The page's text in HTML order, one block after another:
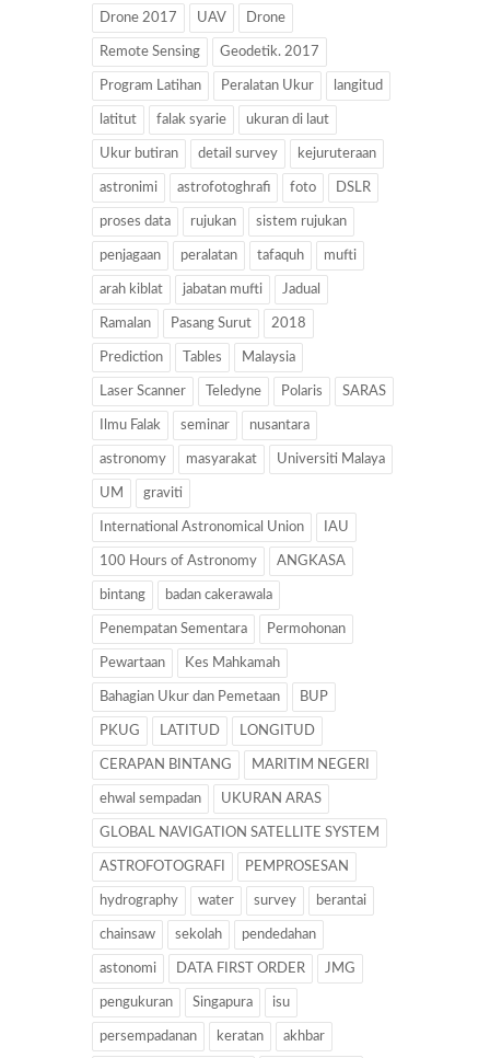
Drone 2017 UAV Drone
Remote Sensing Geodetik. 2017
Program Latihan Peralatan Ukur langitud
latitut falak syarie ukuran di laut
Ukur butiran detail survey kejuruteraan
astronimi astrofotoghrafi foto DSLR
proses data rujukan sistem rujukan
penjagaan peralatan tafaquh mufti
arah kiblat jabatan mufti Jadual
Ramalan Pasang Surut 2018
Prediction Tables Malaysia
Laser Scanner Teledyne Polaris SARAS
Ilmu Falak seminar nusantara
astronomy masyarakat Universiti Malaya
UM graviti
International Astronomical Union IAU
100 Hours of Astronomy ANGKASA
bintang badan cakerawala
Penempatan Sementara Permohonan
Pewartaan Kes Mahkamah
Bahagian Ukur dan Pemetaan BUP
PKUG LATITUD LONGITUD
CERAPAN BINTANG MARITIM NEGERI
ehwal sempadan UKURAN ARAS
GLOBAL NAVIGATION SATELLITE SYSTEM
ASTROFOTOGRAFI PEMPROSESAN
hydrography water survey berantai
chainsaw sekolah pendedahan
astonomi DATA FIRST ORDER JMG
pengukuran Singapura isu
persempadanan keratan akhbar